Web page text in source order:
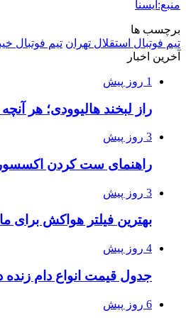
منبع:ایسنا
برچسب ها
تيم فوتبال استقلال تهران تیم فوتبال
آخرین اخبار
1 روز پیش
راز لبخند هالیوودی؛ هر آنچه
3 روز پیش
راهنمای ست کردن
3 روز پیش
بهترین فیلتر هواکش برای
4 روز پیش
جدول قیمت انواع دام زنده
6 روز پیش